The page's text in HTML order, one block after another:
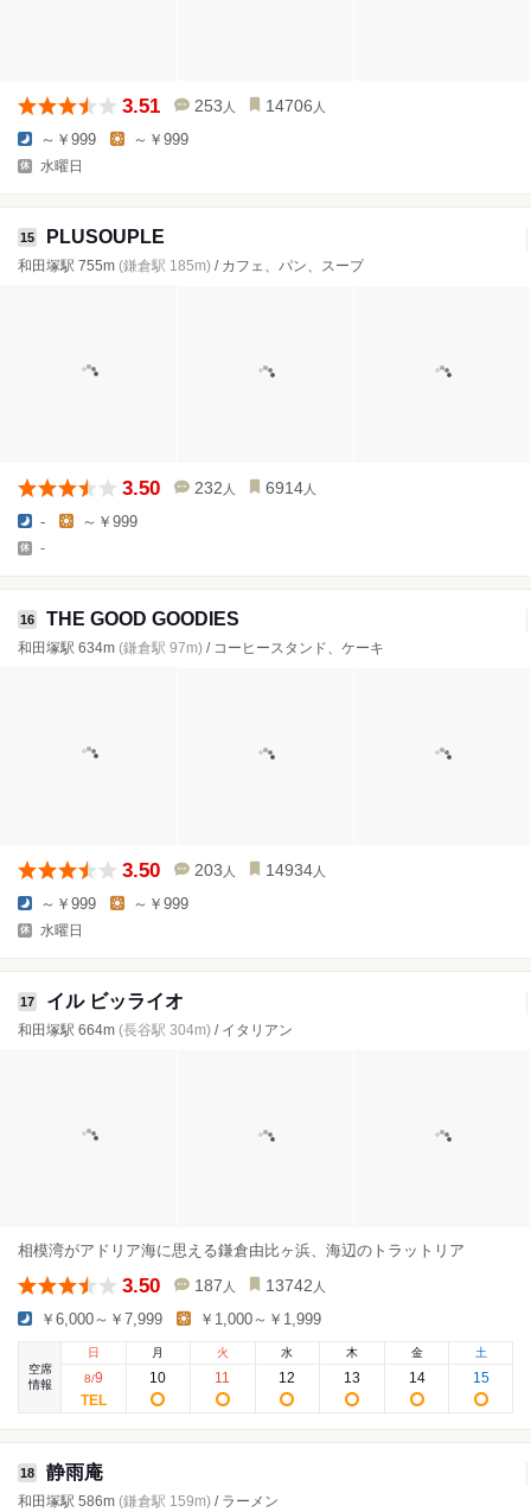
3.51 253 人 14706 人
～￥999 ～￥999
水曜日
15 PLUSOUPLE
和田塚駅 755m (鎌倉駅 185m) / カフェ、パン、スープ
3.50 232 人 6914 人
- ～￥999
-
16 THE GOOD GOODIES
和田塚駅 634m (鎌倉駅 97m) / コーヒースタンド、ケーキ
3.50 203 人 14934 人
～￥999 ～￥999
水曜日
17 イル ビッライオ
和田塚駅 664m (長谷駅 304m) / イタリアン
相模湾がアドリア海に思える鎌倉由比ヶ浜、海辺のトラットリア
3.50 187 人 13742 人
￥6,000～￥7,999 ￥1,000～￥1,999
空席
情報
日
8/9
月
10
火
11
水
12
木
13
金
14
土
15
18 静雨庵
和田塚駅 586m (鎌倉駅 159m) / ラーメン